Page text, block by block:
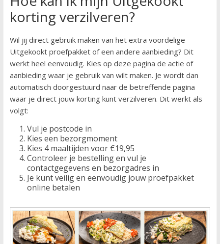
korting verzilveren?
Wil jij direct gebruik maken van het extra voordelige
Uitgekookt proefpakket of een andere aanbieding? Dit
werkt heel eenvoudig. Kies op deze pagina de actie of
aanbieding waar je gebruik van wilt maken. Je wordt dan
automatisch doorgestuurd naar de betreffende pagina
waar je direct jouw korting kunt verzilveren. Dit werkt als
volgt:
Vul je postcode in
Kies een bezorgmoment
Kies 4 maaltijden voor €19,95
Controleer je bestelling en vul je
contactgegevens en bezorgadres in
Je kunt veilig en eenvoudig jouw proefpakket
online betalen